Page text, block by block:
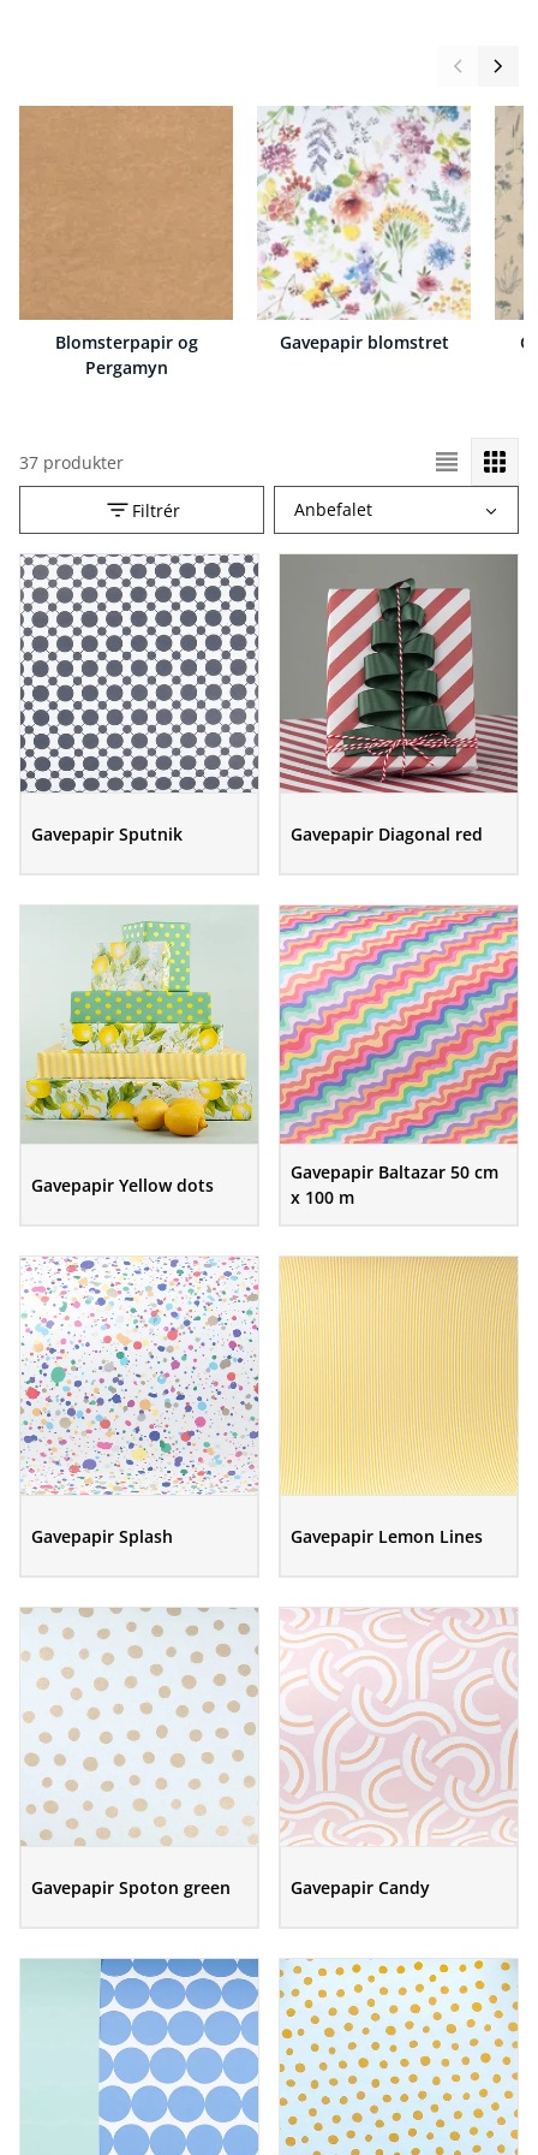
Blomsterpapir og
Pergamyn
Gavepapir blomstret
37 produkter
Filtrér
sorteringsrækkefølge
Anbefalet
Gavepapir Sputnik Gavepapir Diagonal red
Gavepapir Yellow dots
Gavepapir Baltazar 50 cm
x 100 m
Gavepapir Splash Gavepapir Lemon Lines
Gavepapir Spoton green Gavepapir Candy